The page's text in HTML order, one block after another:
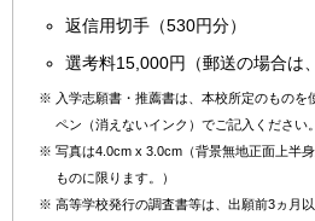
返信用切手（530円分）
選考料15,000円（郵送の場合は
※ 入学志願書・推薦書は、本校所定のものを
ペン（消えないインク）でご記入ください。
※ 写真は4.0cm x 3.0cm（背景無地正面上半
ものに限ります。）
※ 高等学校発行の調査書等は、出願前3ヵ月